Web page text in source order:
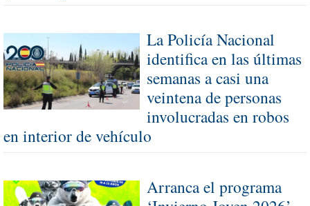
La Policía Nacional
identifica en las últimas
semanas a casi una
veintena de personas
involucradas en robos
en interior de vehículo
Arranca el programa